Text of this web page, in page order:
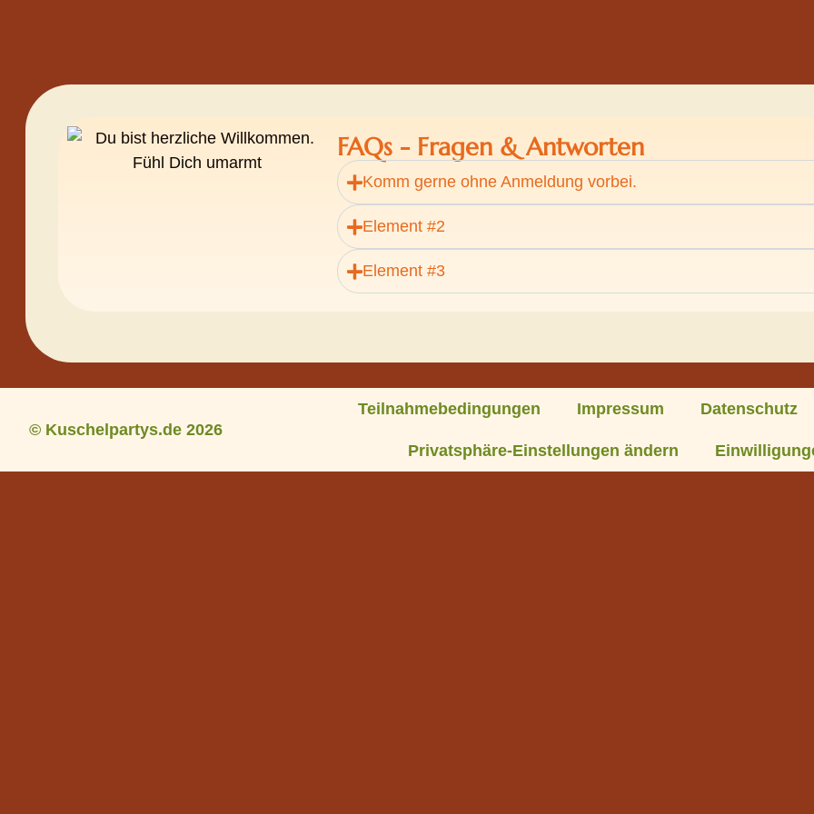
FAQs - Fragen & Antworten
Komm gerne ohne Anmeldung vorbei.
Element #2
Element #3
© Kuschelpartys.de 2026
Teilnahmebedingungen Impressum Datenschutz
Privatsphäre-Einstellungen ändern